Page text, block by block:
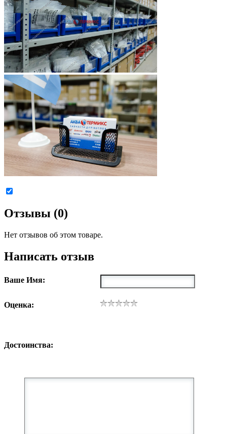
Отзывы (0)
Нет отзывов об этом товаре.
Написать отзыв
Ваше Имя:
Оценка:
Достоинства: